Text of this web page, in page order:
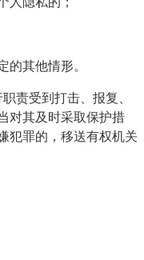
的其他情形。
受到打击、报复、
对其及时采取保护措
犯罪的，移送有权机关